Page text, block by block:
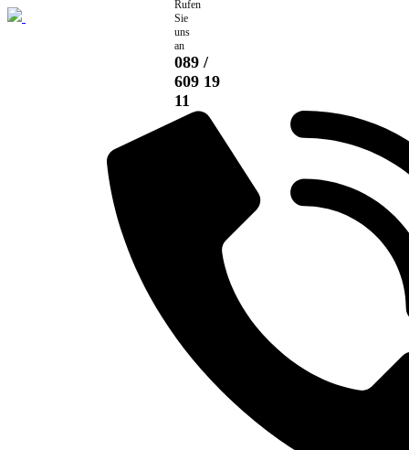
Skip
Rufen
Sie
uns
an
089 /
609 19
11